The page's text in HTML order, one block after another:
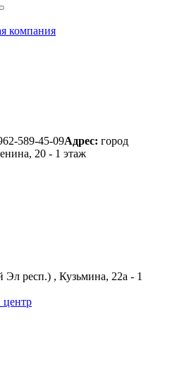
компания
589-45-09Адрес: город
20 - 1 этаж
респ.) , Кузьмина, 22а - 1
центр